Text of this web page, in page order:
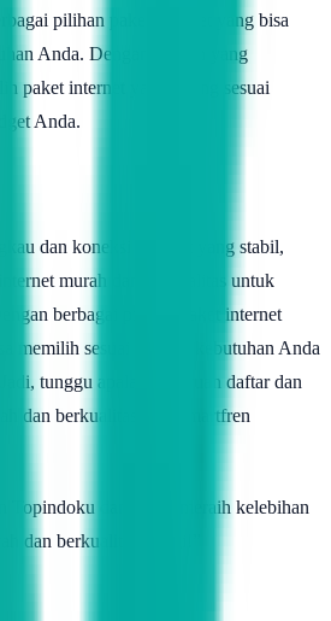
pilihan paket internet yang bisa
Anda. Dengan pilihan yang
paket internet yang paling sesuai
Anda.
dan koneksi internet yang stabil,
murah dan berkualitas untuk
berbagai pilihan paket internet
memilih sesuai dengan kebutuhan Anda
tunggu apalagi? Buruan daftar dan
dan berkualitas dari Smartfren
Topindoku dan mulai meraih kelebihan
dan berkualitas tinggi!”